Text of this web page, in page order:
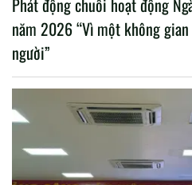
năm 2026 “Vì một không
người”